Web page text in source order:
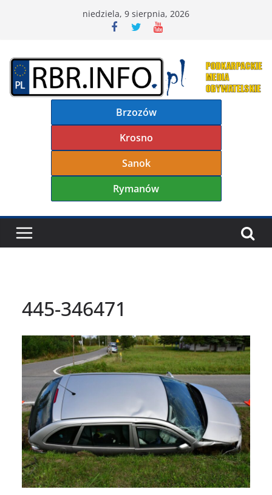
niedziela, 9 sierpnia, 2026
Brzozów
Krosno
Sanok
Rymanów
445-346471